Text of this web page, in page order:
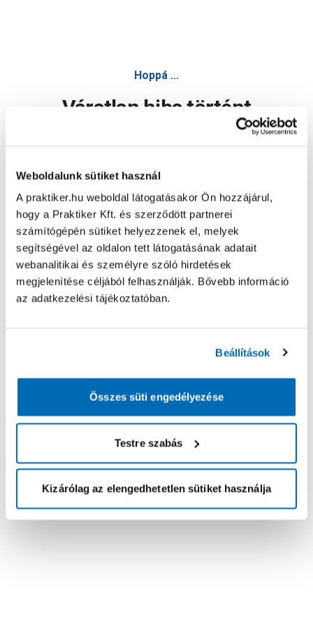
Weboldalunk sütiket használ
A praktiker.hu weboldal látogatásakor Ön hozzájárul,
hogy a Praktiker Kft. és szerződött partnerei
számítógépén sütiket helyezzenek el, melyek
segítségével az oldalon tett látogatásának adatait
webanalitikai és személyre szóló hirdetések
megjelenítése céljából felhasználják. Bővebb információ
az adatkezelési tájékoztatóban.
Beállítások
Összes süti engedélyezése
Testre szabás
Kizárólag az elengedhetetlen sütiket használja
Hoppá ...
Váratlan hiba történt
Oldal újratöltése